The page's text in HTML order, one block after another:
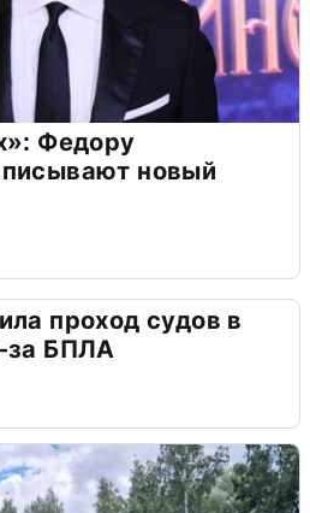
Федору
новый
проход судов в
за БПЛА